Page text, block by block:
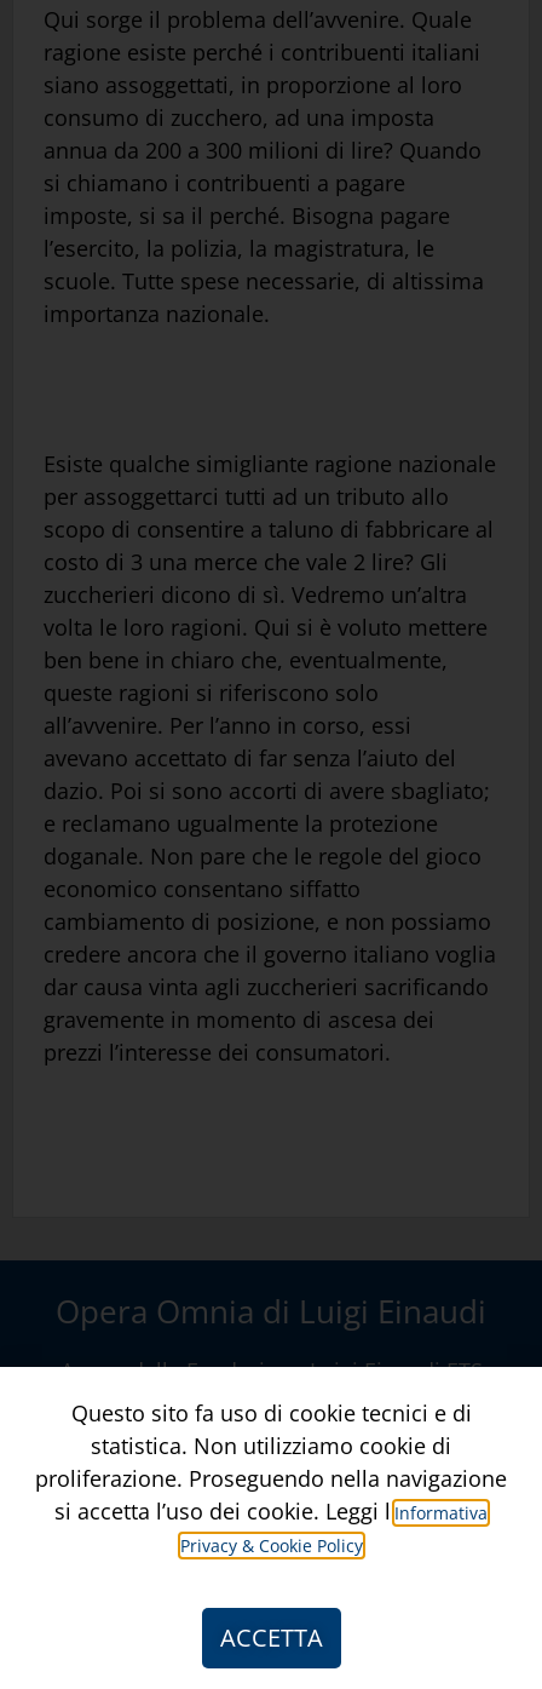
Qui sorge il problema dell’avvenire. Quale
ragione esiste perché i contribuenti italiani
siano assoggettati, in proporzione al loro
consumo di zucchero, ad una imposta
annua da 200 a 300 milioni di lire? Quando
si chiamano i contribuenti a pagare
imposte, si sa il perché. Bisogna pagare
l’esercito, la polizia, la magistratura, le
scuole. Tutte spese necessarie, di altissima
importanza nazionale.
Esiste qualche simigliante ragione nazionale
per assoggettarci tutti ad un tributo allo
scopo di consentire a taluno di fabbricare al
costo di 3 una merce che vale 2 lire? Gli
zuccherieri dicono di sì. Vedremo un’altra
volta le loro ragioni. Qui si è voluto mettere
ben bene in chiaro che, eventualmente,
queste ragioni si riferiscono solo
all’avvenire. Per l’anno in corso, essi
avevano accettato di far senza l’aiuto del
dazio. Poi si sono accorti di avere sbagliato;
e reclamano ugualmente la protezione
doganale. Non pare che le regole del gioco
economico consentano siffatto
cambiamento di posizione, e non possiamo
credere ancora che il governo italiano voglia
dar causa vinta agli zuccherieri sacrificando
gravemente in momento di ascesa dei
prezzi l’interesse dei consumatori.
Opera Omnia di Luigi Einaudi
A cura dellaFondazione Luigi Einaudi ETS
Via della Conciliazione, 10 – Roma
www.fondazioneluigieinaudi.it
Contatti
Crediti
Informativa Privacy & Privacy Policy